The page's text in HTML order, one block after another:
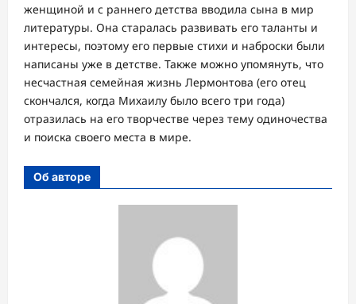
женщиной и с раннего детства вводила сына в мир
литературы. Она старалась развивать его таланты и
интересы, поэтому его первые стихи и наброски были
написаны уже в детстве. Также можно упомянуть, что
несчастная семейная жизнь Лермонтова (его отец
скончался, когда Михаилу было всего три года)
отразилась на его творчестве через тему одиночества
и поиска своего места в мире.
Об авторе